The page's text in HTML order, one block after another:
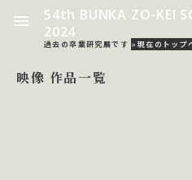
54th BUNKA ZO-KEI
2024
過去の卒業研究展です »現在のトップ
映像 作品一覧